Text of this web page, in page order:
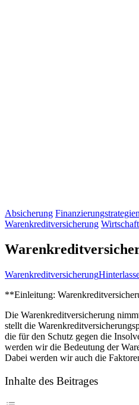
Absicherung Finanzierungstrategien
Warenkreditversicherung Wirtschaft
Warenkreditversicherung
**Einleitung:
Die ​Warenkreditversicherung
stellt die
⁣die für den Schutz gegen die
werden wir die Bedeutung der
Dabei⁣ werden wir auch die
Inhalte des Beitrages